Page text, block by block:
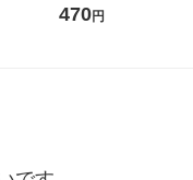
和7年産
ックティッシュ フィオ
470円